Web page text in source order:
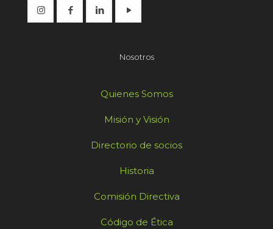
Nosotros
Quienes Somos
Misión y Visión
Directorio de socios
Historia
Comisión Directiva
Código de Ética